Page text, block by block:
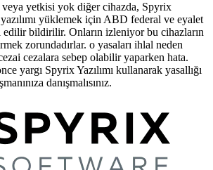
yetkisi yok diğer cihazda, Spyrix
yüklemek için ABD federal ve eyalet
edilir bildirilir. Onların izleniyor bu cihazların
zorundadırlar. o yasaları ihlal neden
cezalara sebep olabilir yaparken hata.
yargı Spyrix Yazılımı kullanarak yasallığı
danışmalısınız.